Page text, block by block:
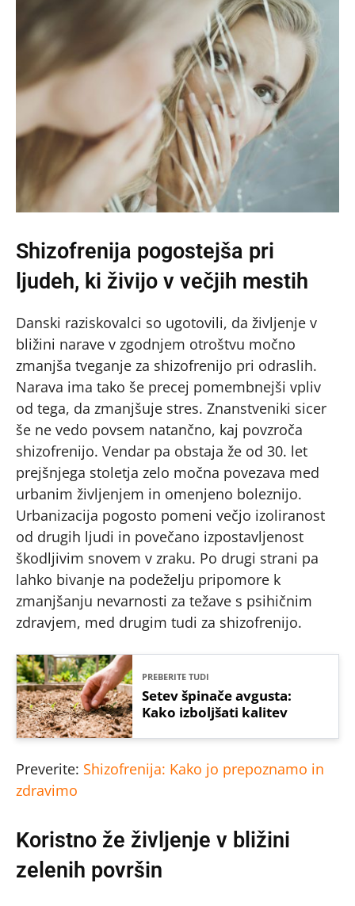
Shizofrenija pogostejša pri
ljudeh, ki živijo v večjih mestih
Danski raziskovalci so ugotovili, da življenje v
bližini narave v zgodnjem otroštvu močno
zmanjša tveganje za shizofrenijo pri odraslih.
Narava ima tako še precej pomembnejši vpliv
od tega, da zmanjšuje stres. Znanstveniki sicer
še ne vedo povsem natančno, kaj povzroča
shizofrenijo. Vendar pa obstaja že od 30. let
prejšnjega stoletja zelo močna povezava med
urbanim življenjem in omenjeno boleznijo.
Urbanizacija pogosto pomeni večjo izoliranost
od drugih ljudi in povečano izpostavljenost
škodljivim snovem v zraku. Po drugi strani pa
lahko bivanje na podeželju pripomore k
zmanjšanju nevarnosti za težave s psihičnim
zdravjem, med drugim tudi za shizofrenijo.
PREBERITE TUDI
Setev špinače avgusta:
Kako izboljšati kalitev
Preverite: Shizofrenija: Kako jo prepoznamo in
zdravimo
Koristno že življenje v bližini
zelenih površin